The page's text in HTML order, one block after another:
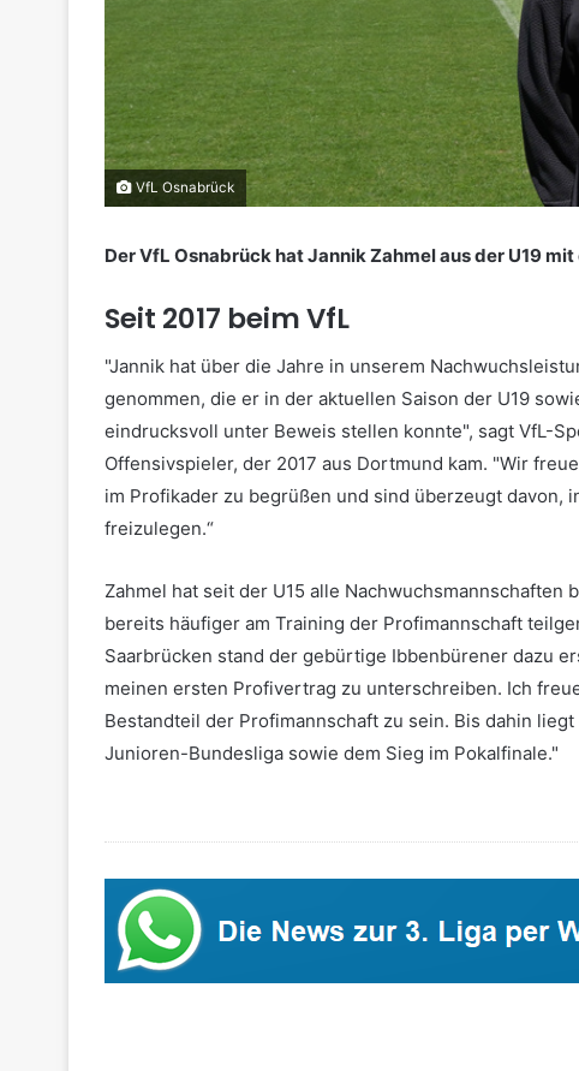
VfL Osnabrück
Der VfL Osnabrück hat Jannik Zahmel aus der U19
Seit 2017 beim VfL
"Jannik hat über die Jahre in unserem
genommen, die er in der aktuellen Saison der U19
eindrucksvoll unter Beweis stellen konnte", sagt VfL-
Offensivspieler, der 2017 aus Dortmund kam. "Wir
im Profikader zu begrüßen und sind überzeugt davon,
freizulegen.“
Zahmel hat seit der U15 alle
bereits häufiger am Training der Profimannschaft
Saarbrücken stand der gebürtige Ibbenbürener dazu
meinen ersten Profivertrag zu unterschreiben. Ich
Bestandteil der Profimannschaft zu sein. Bis dahin
Junioren-Bundesliga sowie dem Sieg im Pokalfinale."